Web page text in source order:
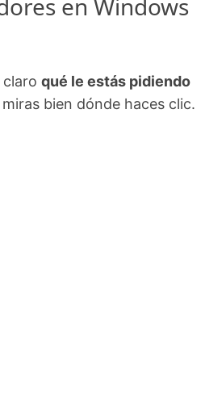
qué le estás pidiendo
bien dónde haces clic.